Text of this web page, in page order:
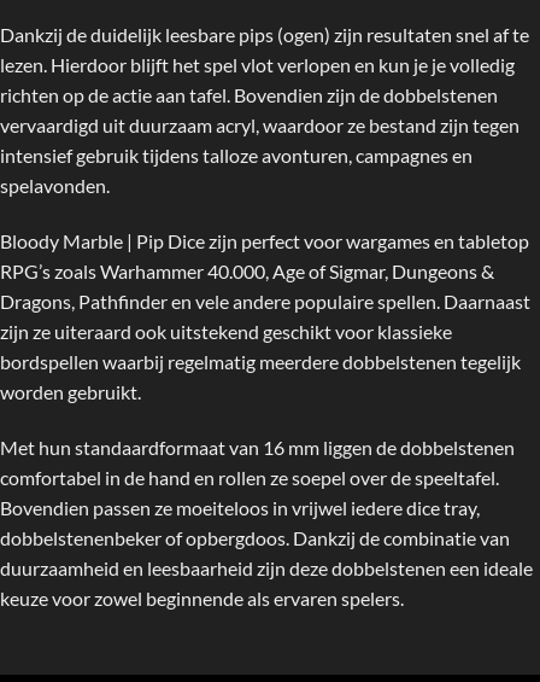
Dankzij de duidelijk leesbare pips (ogen) zijn resultaten snel af te
lezen. Hierdoor blijft het spel vlot verlopen en kun je je volledig
richten op de actie aan tafel. Bovendien zijn de dobbelstenen
vervaardigd uit duurzaam acryl, waardoor ze bestand zijn tegen
intensief gebruik tijdens talloze avonturen, campagnes en
spelavonden.
Bloody Marble | Pip Dice zijn perfect voor wargames en tabletop
RPG’s zoals Warhammer 40.000, Age of Sigmar, Dungeons &
Dragons, Pathfinder en vele andere populaire spellen. Daarnaast
zijn ze uiteraard ook uitstekend geschikt voor klassieke
bordspellen waarbij regelmatig meerdere dobbelstenen tegelijk
worden gebruikt.
Met hun standaardformaat van 16 mm liggen de dobbelstenen
comfortabel in de hand en rollen ze soepel over de speeltafel.
Bovendien passen ze moeiteloos in vrijwel iedere dice tray,
dobbelstenenbeker of opbergdoos. Dankzij de combinatie van
duurzaamheid en leesbaarheid zijn deze dobbelstenen een ideale
keuze voor zowel beginnende als ervaren spelers.